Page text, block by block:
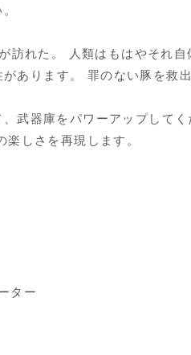
訪れた。 人類はもはやそれ
あります。 罪のない豚を救
武器庫をパワーアップして
しさを再現します。
ター